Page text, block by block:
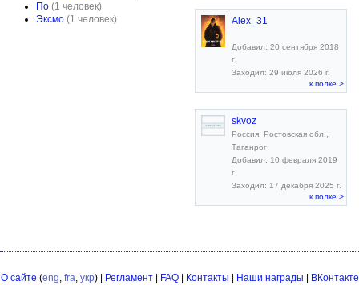
По (1 человек)
Эксмо (1 человек) Alex_31
Добавил: 20 сентября 2018
г.
Заходил: 29 июля 2026 г.
к полке >
skvoz
Россия, Ростовская обл.,
Таганрог
Добавил: 10 февраля 2019
г.
Заходил: 17 декабря 2025 г.
к полке >
О сайте (eng, fra, укр) | Регламент| FAQ| Контакты Наши награды ВКонтакте